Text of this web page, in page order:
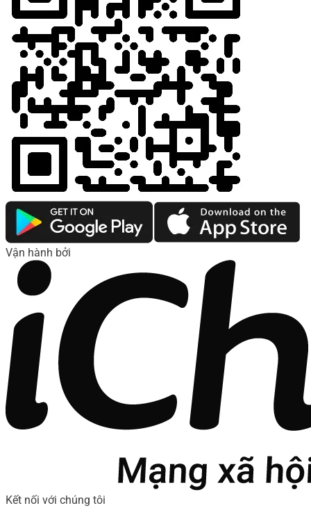
Vận hành bởi
Kết nối với chúng tôi